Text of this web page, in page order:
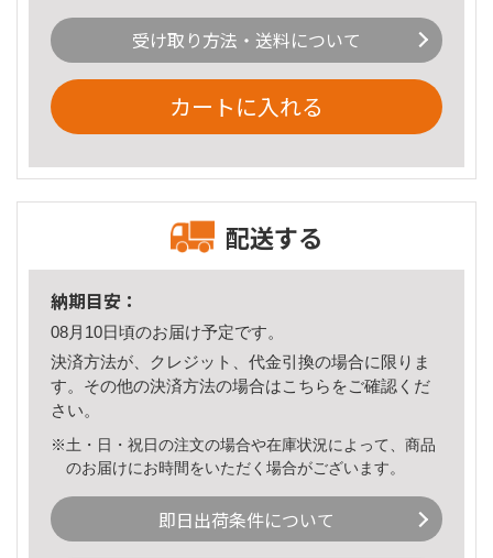
受け取り方法・送料について
カートに入れる
配送する
納期目安：
08月10日頃のお届け予定です。
決済方法が、クレジット、代金引換の場合に限りま
す。その他の決済方法の場合はこちら をご確認くだ
さい。
※土・日・祝日の注文の場合や在庫状況によって、商品
のお届けにお時間をいただく場合がございます。
即日出荷条件について